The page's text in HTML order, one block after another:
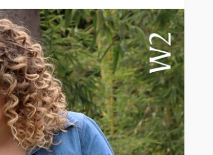
66
TECNOLOGÍA
Entre el 6 y el 8 de agosto de
2026: Mica protectora,
limpieza y mano de obra
gratis: así será el nuevo
HUAWEI Service Day
Andrea Essus 1 día ago